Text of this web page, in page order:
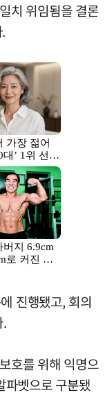
치 위임됨을 결론
진행됐고, 회의
.
호를 위해 익명으
파벳으로 구분됐